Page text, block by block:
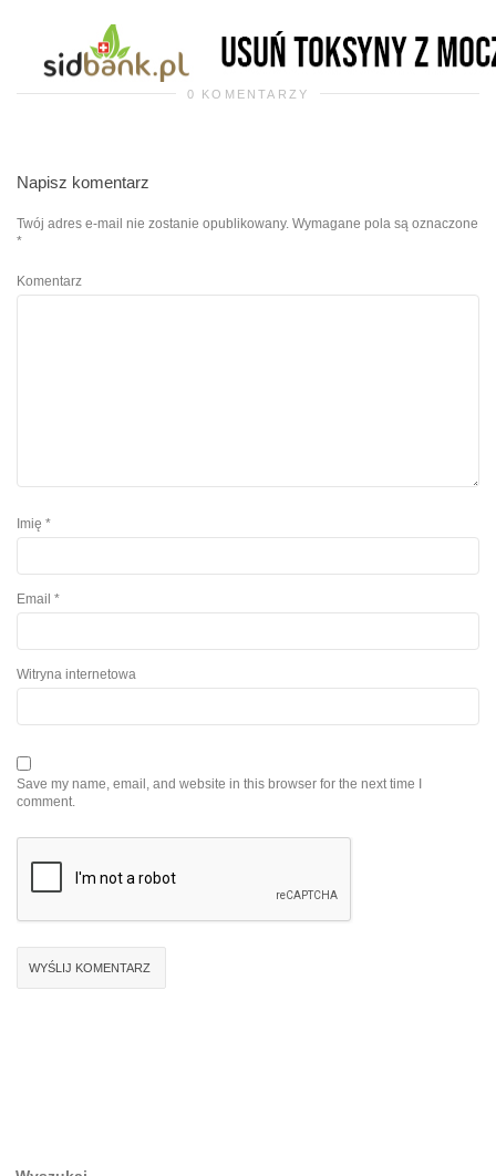
0 KOMENTARZY
Napisz komentarz
Twój adres e-mail nie zostanie opublikowany. Wymagane pola są oznaczone
*
Komentarz
Imię *
Email *
Witryna internetowa
Save my name, email, and website in this browser for the next time I
comment.